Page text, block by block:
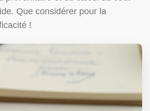
Que considérer pour la
!